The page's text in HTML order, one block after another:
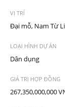
VỊ TRÍ
Đại mỗ, Nam Từ
LOẠI HÌNH DỰ ÁN
Dân dụng
GIÁ TRỊ HỢP ĐỒNG
267,350,000,000